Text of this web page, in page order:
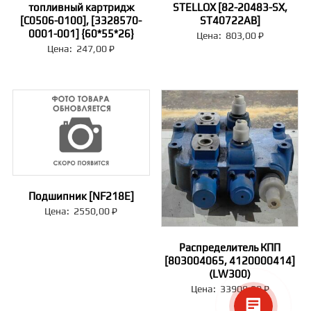
топливный картридж
[C0506-0100], [3328570-
0001-001] {60*55*26}
Цена: 247,00₽
STELLOX [82-20483-SX,
ST40722AB]
Цена: 803,00₽
Подшипник [NF218E]
Цена: 2550,00₽
Распределитель КПП
[803004065, 4120000414]
(LW300)
Цена: 33909,00₽